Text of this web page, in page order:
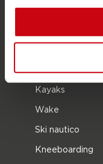
Foil
Mute
Kayaks
Wake
Ski nautico
Kneeboarding